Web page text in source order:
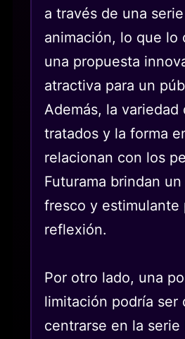
a través de una
animación, lo que lo
una propuesta
atractiva para un
Además, la variedad
tratados y la forma
relacionan con los
Futurama brindan
fresco y estimulante
reflexión.
Por otro lado, una
limitación podría ser
centrarse en la serie